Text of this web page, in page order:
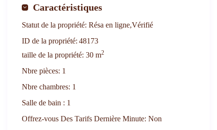
Caractéristiques
Statut de la propriété: Résa en ligne,Vérifié
ID de la propriété: 48173
taille de la propriété: 30 m2
Nbre pièces: 1
Nbre chambres: 1
Salle de bain : 1
Offrez-vous Des Tarifs Dernière Minute: Non